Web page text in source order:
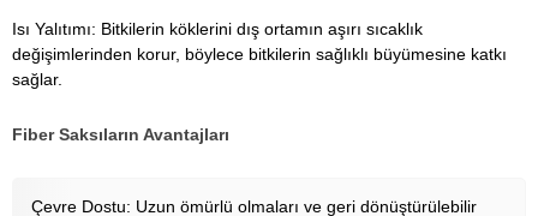
Isı Yalıtımı: Bitkilerin köklerini dış ortamın aşırı sıcaklık
değişimlerinden korur, böylece bitkilerin sağlıklı büyümesine katkı
sağlar.
Fiber Saksıların Avantajları
Çevre Dostu: Uzun ömürlü olmaları ve geri dönüştürülebilir